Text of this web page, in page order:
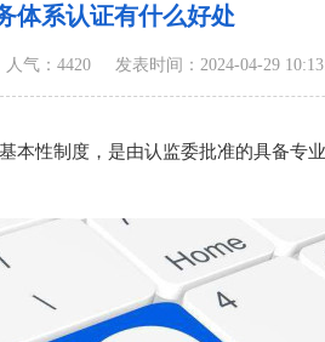
体系认证有什么好处
人气：4420 发表时间：2024-04-29
性制度，是由认监委批准的具备专